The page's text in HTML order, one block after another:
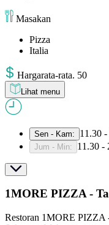
Masakan
Pizza
Italia
Hargarata-rata. 50
Lihat menu
Sen - Kam: 11.30
Jum - Min: 11.30 -
1MORE PIZZA -
Restoran 1MORE PIZZA